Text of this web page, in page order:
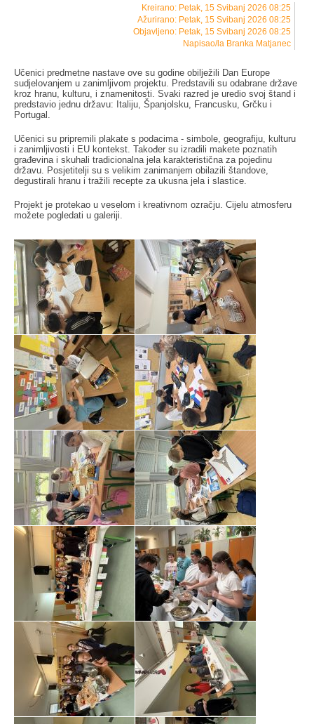
Kreirano: Petak, 15 Svibanj 2026 08:25
Ažurirano: Petak, 15 Svibanj 2026 08:25
Objavljeno: Petak, 15 Svibanj 2026 08:25
Napisao/la Branka Matjanec
Učenici predmetne nastave ove su godine obilježili Dan Europe
sudjelovanjem u zanimljivom projektu. Predstavili su odabrane države
kroz hranu, kulturu, i znamenitosti. Svaki razred je uredio svoj štand i
predstavio jednu državu: Italiju, Španjolsku, Francusku, Grčku i
Portugal.
Učenici su pripremili plakate s podacima - simbole, geografiju, kulturu
i zanimljivosti i EU kontekst. Također su izradili makete poznatih
građevina i skuhali tradicionalna jela karakteristična za pojedinu
državu. Posjetitelji su s velikim zanimanjem obilazili štandove,
degustirali hranu i tražili recepte za ukusna jela i slastice.
Projekt je protekao u veselom i kreativnom ozračju. Cijelu atmosferu
možete pogledati u galeriji.